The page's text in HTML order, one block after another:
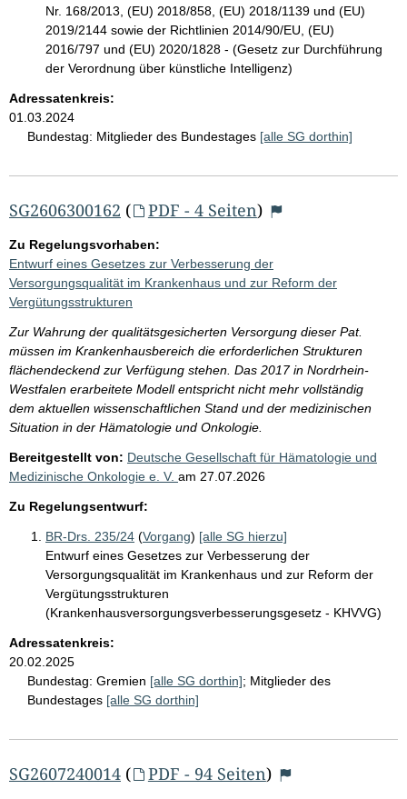
Nr. 168/2013, (EU) 2018/858, (EU) 2018/1139 und (EU)
2019/2144 sowie der Richtlinien 2014/90/EU, (EU)
2016/797 und (EU) 2020/1828 - (Gesetz zur Durchführung
der Verordnung über künstliche Intelligenz)
Adressatenkreis:
01.03.2024
Bundestag: Mitglieder des Bundestages [alle SG dorthin]
SG2606300162 ( PDF - 4 Seiten)
Zu Regelungsvorhaben:
Entwurf eines Gesetzes zur Verbesserung der
Versorgungsqualität im Krankenhaus und zur Reform der
Vergütungsstrukturen
Zur Wahrung der qualitätsgesicherten Versorgung dieser Pat.
müssen im Krankenhausbereich die erforderlichen Strukturen
flächendeckend zur Verfügung stehen. Das 2017 in Nordrhein-
Westfalen erarbeitete Modell entspricht nicht mehr vollständig
dem aktuellen wissenschaftlichen Stand und der medizinischen
Situation in der Hämatologie und Onkologie.
Bereitgestellt von: Deutsche Gesellschaft für Hämatologie und
Medizinische Onkologie e. V. am 27.07.2026
Zu Regelungsentwurf:
BR-Drs. 235/24 (Vorgang) [alle SG hierzu]
Entwurf eines Gesetzes zur Verbesserung der
Versorgungsqualität im Krankenhaus und zur Reform der
Vergütungsstrukturen
(Krankenhausversorgungsverbesserungsgesetz - KHVVG)
Adressatenkreis:
20.02.2025
Bundestag: Gremien [alle SG dorthin]; Mitglieder des
Bundestages [alle SG dorthin]
SG2607240014 ( PDF - 94 Seiten)